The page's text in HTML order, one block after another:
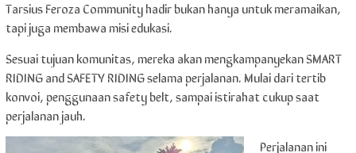
Tarsius Feroza Community hadir bukan hanya untuk meramaikan,
tapi juga membawa misi edukasi.
Sesuai tujuan komunitas, mereka akan mengkampanyekan SMART
RIDING and SAFETY RIDING selama perjalanan. Mulai dari tertib
konvoi, penggunaan safety belt, sampai istirahat cukup saat
perjalanan jauh.
Perjalanan ini